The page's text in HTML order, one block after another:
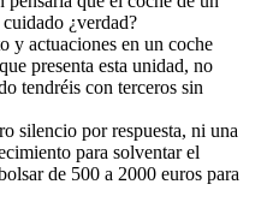
¿verdad?
y actuaciones en un coche
presenta esta unidad, no
tendréis con terceros sin
silencio por respuesta, ni una
para solventar el
de 500 a 2000 euros para